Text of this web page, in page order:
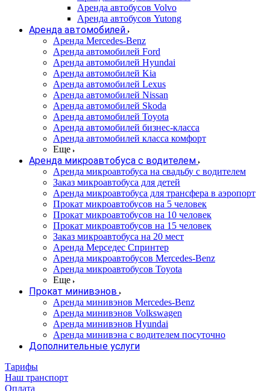
Аренда автобусов Volvo
Аренда автобусов Yutong
Аренда автомобилей
Аренда Mercedes-Benz
Аренда автомобилей Ford
Аренда автомобилей Hyundai
Аренда автомобилей Kia
Аренда автомобилей Lexus
Аренда автомобилей Nissan
Аренда автомобилей Skoda
Аренда автомобилей Toyota
Аренда автомобилей бизнес-класса
Аренда автомобилей класса комфорт
Еще
Аренда микроавтобуса с водителем
Аренда микроавтобуса на свадьбу с водителем
Заказ микроавтобуса для детей
Аренда микроавтобуса для трансфера в аэропорт
Прокат микроавтобусов на 5 человек
Прокат микроавтобусов на 10 человек
Прокат микроавтобусов на 15 человек
Заказ микроавтобуса на 20 мест
Аренда Мерседес Спринтер
Аренда микроавтобусов Mercedes-Benz
Аренда микроавтобусов Toyota
Еще
Прокат минивэнов
Аренда минивэнов Mercedes-Benz
Аренда минивэнов Volkswagen
Аренда минивэнов Hyundai
Аренда минивэна с водителем посуточно
Дополнительные услуги
Тарифы
Наш транспорт
Оплата